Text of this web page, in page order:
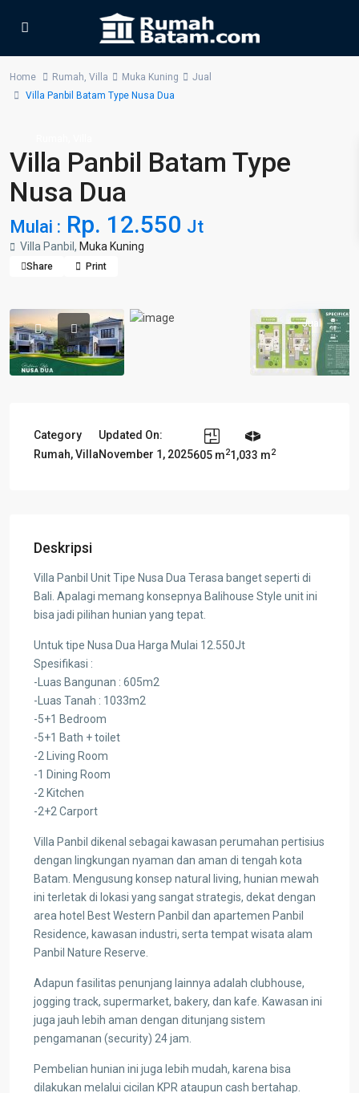
Home Rumah, Villa Muka Kuning
Jual
Villa Panbil Batam Type Nusa Dua
Villa Panbil Batam Type
Nusa Dua
Mulai : Rp. 12.550 Jt
Villa Panbil, Muka Kuning
Share Print
Jual
Category
Rumah,Villa
Updated On:
November 1, 2025605 m21,033 m2
Deskripsi
Villa Panbil Unit Tipe Nusa Dua Terasa banget seperti di
Bali. Apalagi memang konsepnya Balihouse Style unit ini
bisa jadi pilihan hunian yang tepat.
Untuk tipe Nusa Dua Harga Mulai 12.550Jt
Spesifikasi :
-Luas Bangunan : 605m2
-Luas Tanah : 1033m2
-5+1 Bedroom
-5+1 Bath + toilet
-2 Living Room
-1 Dining Room
-2 Kitchen
-2+2 Carport
Villa Panbil dikenal sebagai kawasan perumahan pertisius
dengan lingkungan nyaman dan aman di tengah kota
Batam. Mengusung konsep natural living, hunian mewah
ini terletak di lokasi yang sangat strategis, dekat dengan
area hotel Best Western Panbil dan apartemen Panbil
Residence, kawasan industri, serta tempat wisata alam
Panbil Nature Reserve.
Adapun fasilitas penunjang lainnya adalah clubhouse,
jogging track, supermarket, bakery, dan kafe. Kawasan ini
juga jauh lebih aman dengan ditunjang sistem
pengamanan (security) 24 jam.
Pembelian hunian ini juga lebih mudah, karena bisa
dilakukan melalui cicilan KPR ataupun cash bertahap.